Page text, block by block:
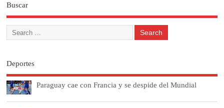
Buscar
Deportes
Paraguay cae con Francia y se despide del Mundial